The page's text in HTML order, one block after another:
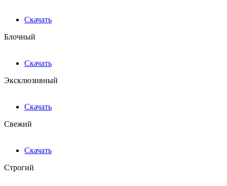
Скачать
Блочный
Скачать
Эксклюзивный
Скачать
Свежий
Скачать
Строгий